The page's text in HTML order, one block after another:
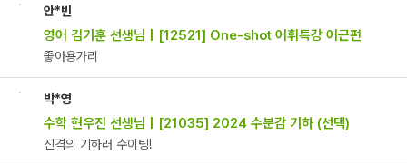
안*빈
영어 김기훈 선생님 | [12521] One-shot 어휘특강 어근편
좋아용가리
박*영
수학 현우진 선생님 | [21035] 2024 수분감 기하 (선택)
진격의 기하러 수이팅!